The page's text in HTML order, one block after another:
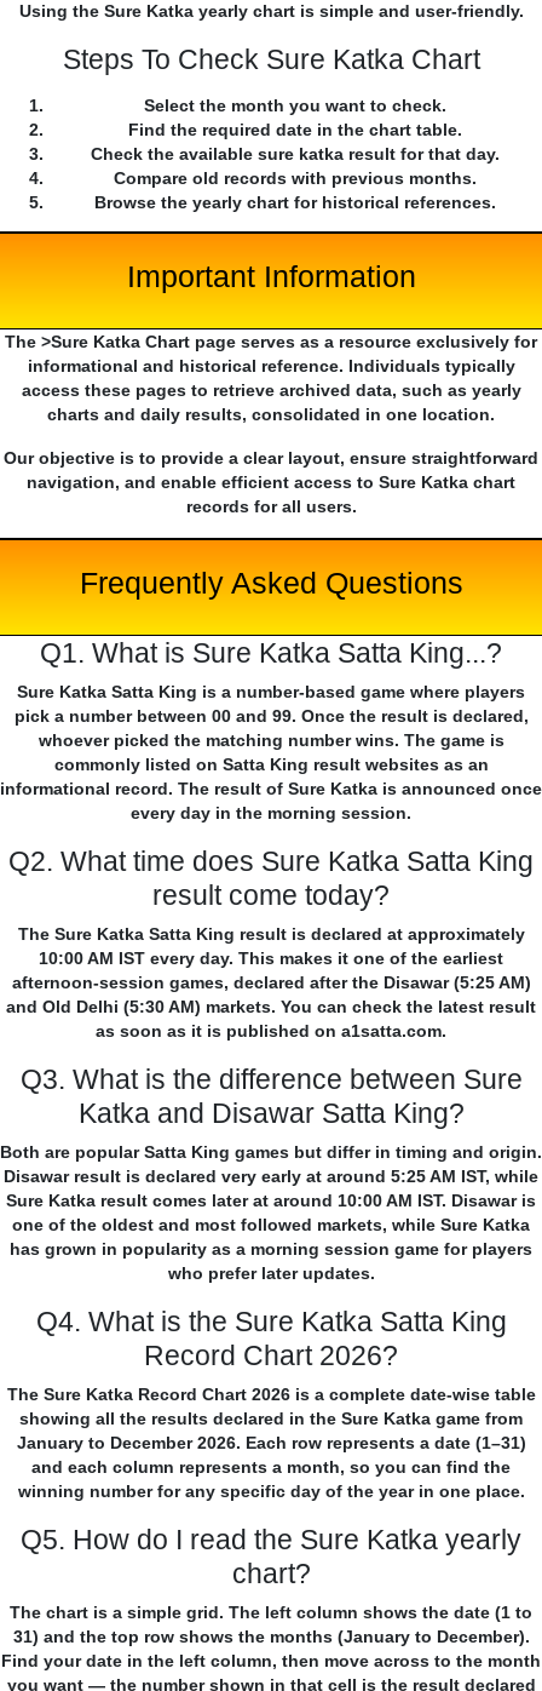
Using the Sure Katka yearly chart is simple and user-friendly.
Steps To Check Sure Katka Chart
Select the month you want to check.
Find the required date in the chart table.
Check the available sure katka result for that day.
Compare old records with previous months.
Browse the yearly chart for historical references.
Important Information
The >Sure Katka Chart page serves as a resource exclusively for
informational and historical reference. Individuals typically
access these pages to retrieve archived data, such as yearly
charts and daily results, consolidated in one location.
Our objective is to provide a clear layout, ensure straightforward
navigation, and enable efficient access to Sure Katka chart
records for all users.
Frequently Asked Questions
Q1. What is Sure Katka Satta King...?
Sure Katka Satta King is a number-based game where players
pick a number between 00 and 99. Once the result is declared,
whoever picked the matching number wins. The game is
commonly listed on Satta King result websites as an
informational record. The result of Sure Katka is announced once
every day in the morning session.
Q2. What time does Sure Katka Satta King
result come today?
The Sure Katka Satta King result is declared at approximately
10:00 AM IST every day. This makes it one of the earliest
afternoon-session games, declared after the Disawar (5:25 AM)
and Old Delhi (5:30 AM) markets. You can check the latest result
as soon as it is published on a1satta.com.
Q3. What is the difference between Sure
Katka and Disawar Satta King?
Both are popular Satta King games but differ in timing and origin.
Disawar result is declared very early at around 5:25 AM IST, while
Sure Katka result comes later at around 10:00 AM IST. Disawar is
one of the oldest and most followed markets, while Sure Katka
has grown in popularity as a morning session game for players
who prefer later updates.
Q4. What is the Sure Katka Satta King
Record Chart 2026?
The Sure Katka Record Chart 2026 is a complete date-wise table
showing all the results declared in the Sure Katka game from
January to December 2026. Each row represents a date (1–31)
and each column represents a month, so you can find the
winning number for any specific day of the year in one place.
Q5. How do I read the Sure Katka yearly
chart?
The chart is a simple grid. The left column shows the date (1 to
31) and the top row shows the months (January to December).
Find your date in the left column, then move across to the month
you want — the number shown in that cell is the result declared